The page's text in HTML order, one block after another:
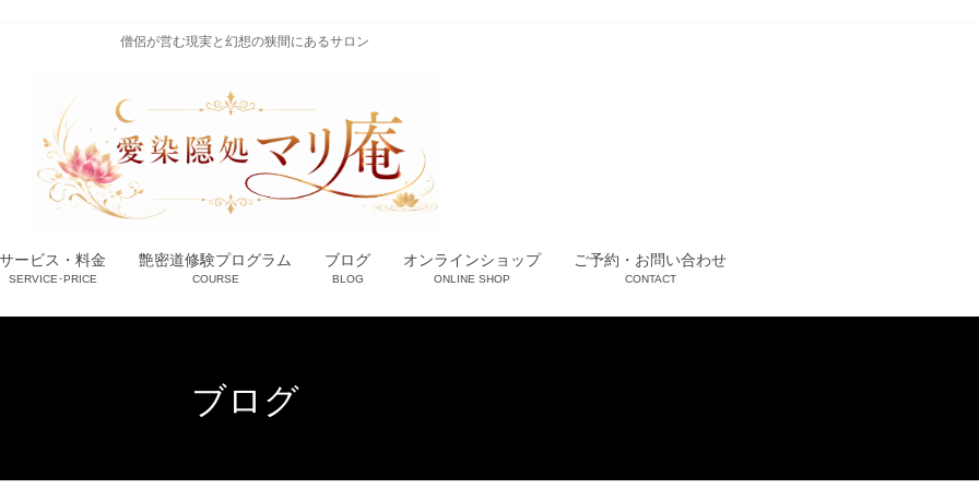
僧侶が営む現実と幻想の狭間にあるサロン
サービス・料金
SERVICE･PRICE
艶密道修験プログラム
COURSE
ブログ
BLOG
オンラインショップ
ONLINE SHOP
ご予約・お問い合わせ
CONTACT
ブログ